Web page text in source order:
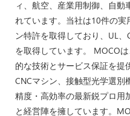
ィ、航空、産業用制御、自動
れています。当社は10件の
ン特許を取得しており、UL、
を取得しています。 MOCO
的な技術とサービス保証を提
CNCマシン、接触型光学選
精度・高効率の最新鋭プロ用
と経営陣を擁しています。